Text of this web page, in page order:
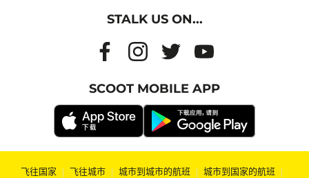
STALK US ON...
SCOOT MOBILE APP
飞往国家 | 飞往城市 | 城市到城市的航班 | 城市到国家的航班 |